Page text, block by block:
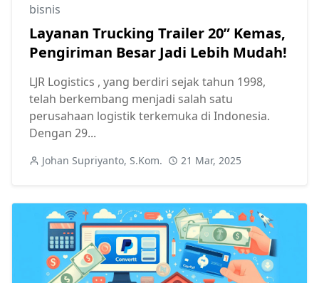
bisnis
Layanan Trucking Trailer 20” Kemas,
Pengiriman Besar Jadi Lebih Mudah!
LJR Logistics , yang berdiri sejak tahun 1998,
telah berkembang menjadi salah satu
perusahaan logistik terkemuka di Indonesia.
Dengan 29...
Johan Supriyanto, S.Kom. 21 Mar, 2025